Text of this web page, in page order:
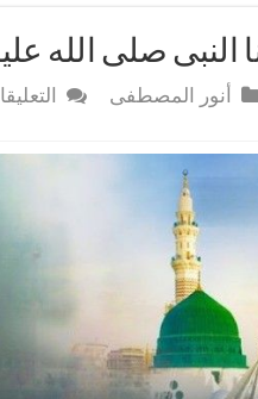
صلى الله
أنور المصطفى